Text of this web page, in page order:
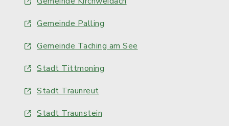
Gemeinde Palling
Gemeinde Taching am See
Stadt Tittmoning
Stadt Traunreut
Stadt Traunstein